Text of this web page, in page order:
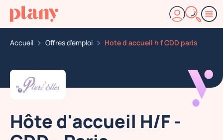
Accueil Offres d'emploi Hote d accueil h f CDD paris
Hôte d'accueil H/F -